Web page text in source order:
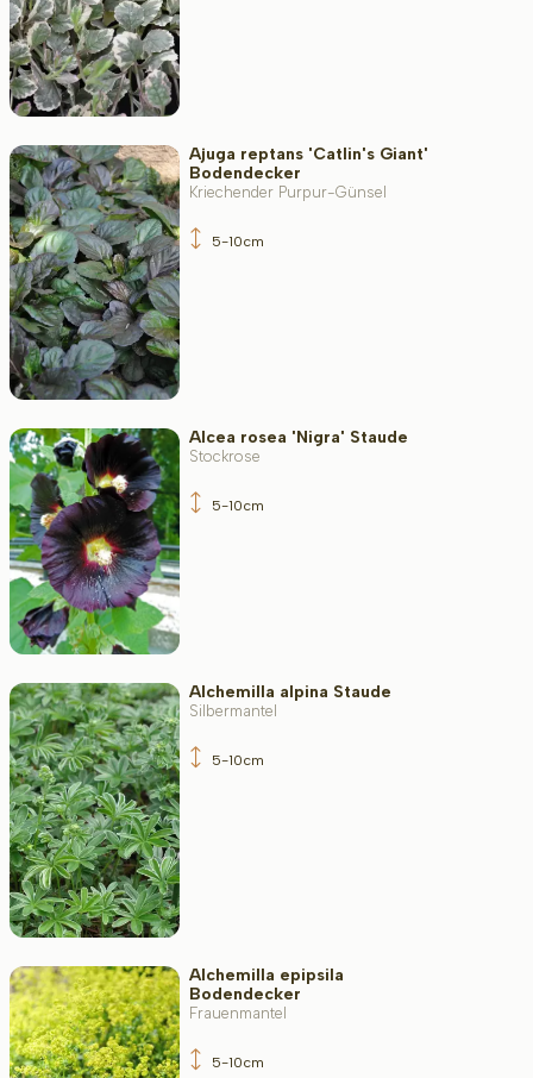
Ajuga reptans 'Catlin's Giant'
Bodendecker
Kriechender Purpur-Günsel
5-10cm
Alcea rosea 'Nigra' Staude
Stockrose
5-10cm
Alchemilla alpina Staude
Silbermantel
5-10cm
Alchemilla epipsila
Bodendecker
Frauenmantel
5-10cm